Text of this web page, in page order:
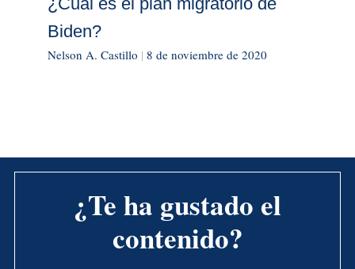
Biden?
Nelson A. Castillo | 8 de noviembre de 2020
¿Te ha gustado el
contenido?